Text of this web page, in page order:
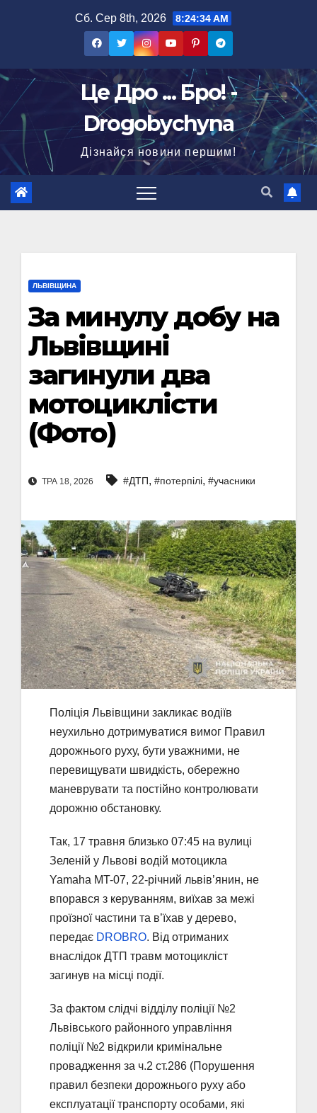
Сб. Сер 8th, 2026 8:24:35 AM
Це Дро ... Бро! -
Drogobychyna
Дізнайся новини першим!
ЛЬВІВЩИНА
За минулу добу на
Львівщині
загинули два
мотоциклісти
(Фото)
ТРА 18, 2026 #ДТП, #потерпілі, #учасники
Поліція Львівщини закликає водіїв
неухильно дотримуватися вимог Правил
дорожнього руху, бути уважними, не
перевищувати швидкість, обережно
маневрувати та постійно контролювати
дорожню обстановку.
Так, 17 травня близько 07:45 на вулиці
Зеленій у Львові водій мотоцикла
Yamaha MT-07, 22-річний львів’янин, не
впорався з керуванням, виїхав за межі
проїзної частини та в’їхав у дерево,
передає DROBRO. Від отриманих
внаслідок ДТП травм мотоцикліст
загинув на місці події.
За фактом слідчі відділу поліції №2
Львівського районного управління
поліції №2 відкрили кримінальне
провадження за ч.2 ст.286 (Порушення
правил безпеки дорожнього руху або
експлуатації транспорту особами, які